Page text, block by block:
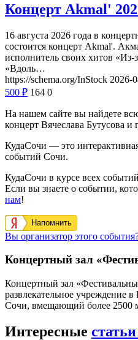
Концерт Akmal'
16 августа 2026 года в
состоится концерт Akmal'.
исполнитель своих хитов
«Вдоль…
https://schema.org/InStock 2026-
500 ₽ 164 0
На нашем сайте вы найдете
концерт Вячеслава Бутусова
КудаСочи — это
событий Сочи.
КудаСочи в курсе всех
Если вы знаете о событии,
нам!
Напомнить
Вы организатор этого
Концертный зал
Концертный зал
развлекательное учреждение
Сочи, вмещающий более 2500
Интересные